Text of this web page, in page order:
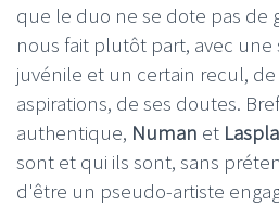
que le duo ne se dote pas de
nous fait plutôt part, avec
juvénile et un certain recul, de
aspirations, de ses doutes.
authentique, Numan et Laspla
sont et qui ils sont, sans
d'être un pseudo-artiste